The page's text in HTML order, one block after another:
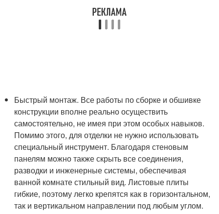
Быстрый монтаж. Все работы по сборке и обшивке
конструкции вполне реально осуществить
самостоятельно, не имея при этом особых навыков.
Помимо этого, для отделки не нужно использовать
специальный инструмент. Благодаря стеновым
панелям можно также скрыть все соединения,
разводки и инженерные системы, обеспечивая
ванной комнате стильный вид. Листовые плиты
гибкие, поэтому легко крепятся как в горизонтальном,
так и вертикальном направлении под любым углом.